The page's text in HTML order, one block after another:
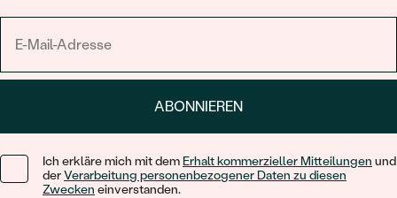
ABONNIEREN
Ich erkläre mich mit dem Erhalt kommerzieller Mitteilungen und
derVerarbeitung personenbezogener Daten zu diesen
Zwecken einverstanden.